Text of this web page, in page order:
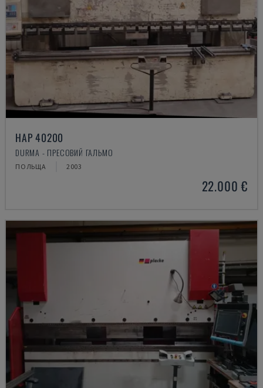
HAP 40200
DURMA - ПРЕСОВИЙ ГАЛЬМО
ПОЛЬЩА 2003
22.000 €